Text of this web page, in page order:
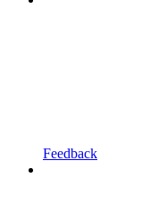
Feedback